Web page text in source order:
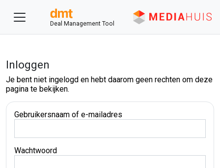
Deal Management Tool
Inloggen
Je bent niet ingelogd en hebt daarom geen rechten om deze
pagina te bekijken.
Gebruikersnaam of e-mailadres
Wachtwoord